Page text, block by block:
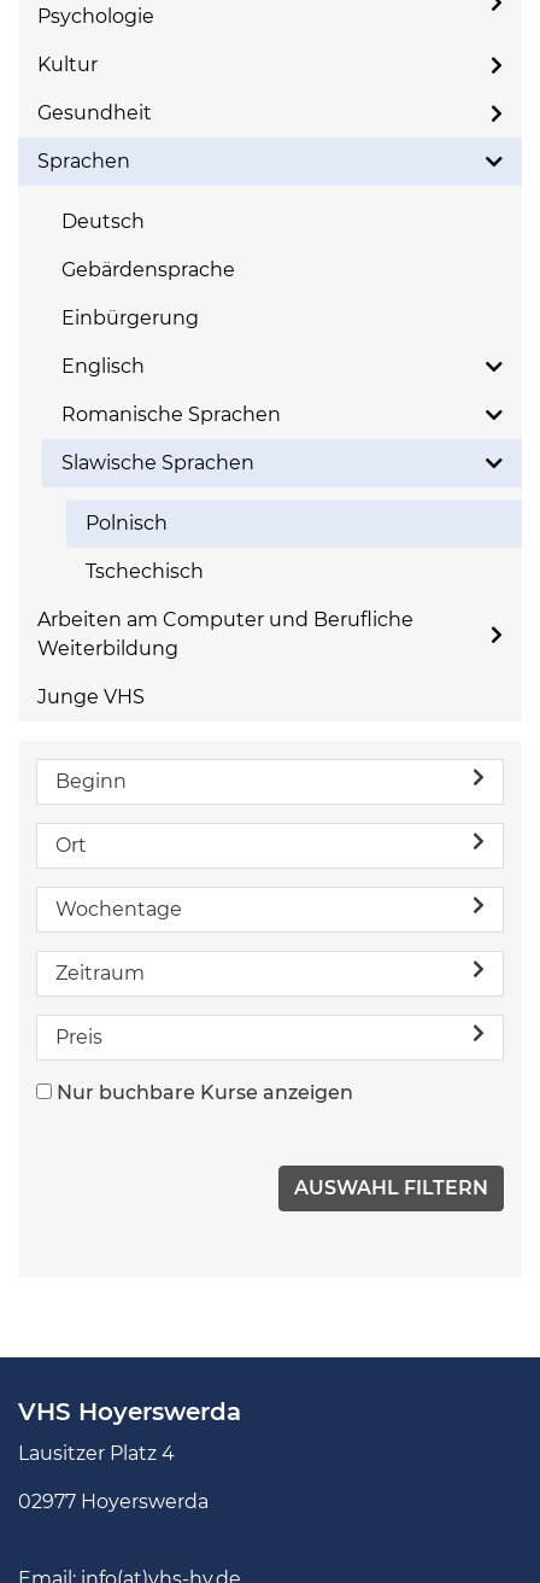
Psychologie
Kultur
Gesundheit
Sprachen
Deutsch
Gebärdensprache
Einbürgerung
Englisch
Romanische Sprachen
Slawische Sprachen
Polnisch
Tschechisch
Arbeiten am Computer und Berufliche
Weiterbildung
Junge VHS
Beginn
Ort
Wochentage
Zeitraum
Preis
Nur buchbare Kurse anzeigen
VHS Hoyerswerda
Lausitzer Platz 4
02977 Hoyerswerda